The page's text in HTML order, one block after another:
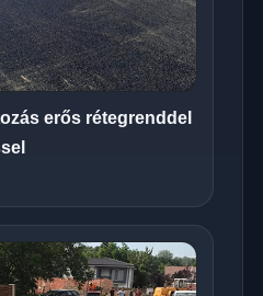
erős rétegrenddel